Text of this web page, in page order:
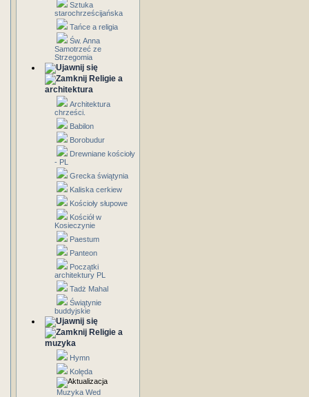
Sztuka
starochrześcijańska
Tańce a religia
Św. Anna
Samotrzeć ze
Strzegomia
Religie a
architektura
Architektura
chrześci.
Babilon
Borobudur
Drewniane kościoły
- PL
Grecka świątynia
Kaliska cerkiew
Kościoły słupowe
Kościół w
Kosieczynie
Paestum
Panteon
Początki
architektury PL
Tadż Mahal
Świątynie
buddyjskie
Religie a
muzyka
Hymn
Kolęda
Muzyka Wed